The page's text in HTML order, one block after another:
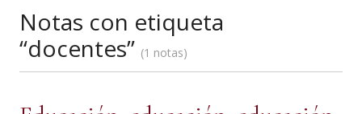
Notas con etiqueta
“docentes”
1 notas